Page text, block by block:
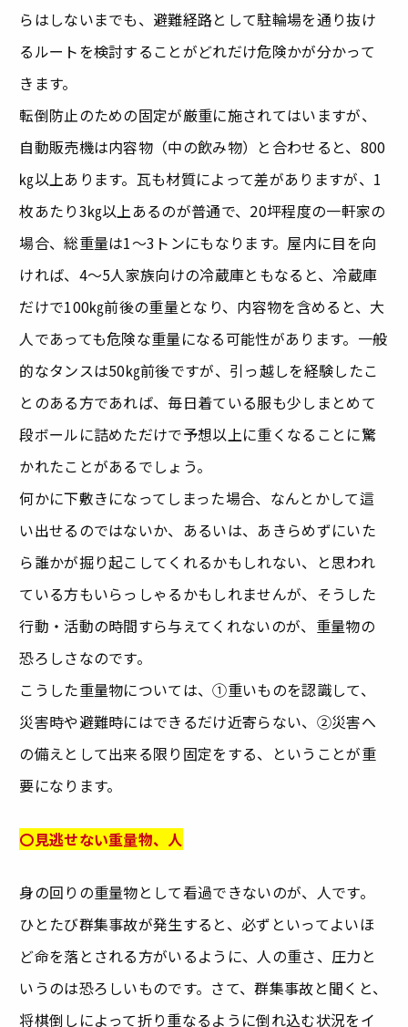
らはしないまでも、避難経路として駐輪場を通り抜け
るルートを検討することがどれだけ危険かが分かって
きます。
転倒防止のための固定が厳重に施されてはいますが、
自動販売機は内容物（中の飲み物）と合わせると、800
㎏以上あります。瓦も材質によって差がありますが、1
枚あたり3㎏以上あるのが普通で、20坪程度の一軒家の
場合、総重量は1～3トンにもなります。屋内に目を向
ければ、4～5人家族向けの冷蔵庫ともなると、冷蔵庫
だけで100㎏前後の重量となり、内容物を含めると、大
人であっても危険な重量になる可能性があります。一般
的なタンスは50㎏前後ですが、引っ越しを経験したこ
とのある方であれば、毎日着ている服も少しまとめて
段ボールに詰めただけで予想以上に重くなることに驚
かれたことがあるでしょう。
何かに下敷きになってしまった場合、なんとかして這
い出せるのではないか、あるいは、あきらめずにいた
ら誰かが掘り起こしてくれるかもしれない、と思われ
ている方もいらっしゃるかもしれませんが、そうした
行動・活動の時間すら与えてくれないのが、重量物の
恐ろしさなのです。
こうした重量物については、①重いものを認識して、
災害時や避難時にはできるだけ近寄らない、②災害へ
の備えとして出来る限り固定をする、ということが重
要になります。
〇見逃せない重量物、人
身の回りの重量物として看過できないのが、人です。
ひとたび群集事故が発生すると、必ずといってよいほ
ど命を落とされる方がいるように、人の重さ、圧力と
いうのは恐ろしいものです。さて、群集事故と聞くと、
将棋倒しによって折り重なるように倒れ込む状況をイ